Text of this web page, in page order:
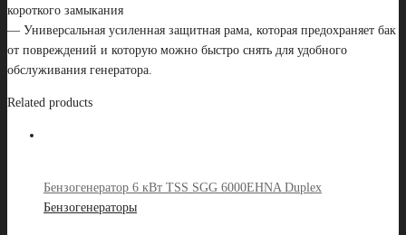
короткого замыкания
— Универсальная усиленная защитная рама, которая предохраняет бак
от повреждений и которую можно быстро снять для удобного
обслуживания генератора.
Related products
Бензогенератор 6 кВт TSS SGG 6000EHNA Duplex
Бензогенераторы